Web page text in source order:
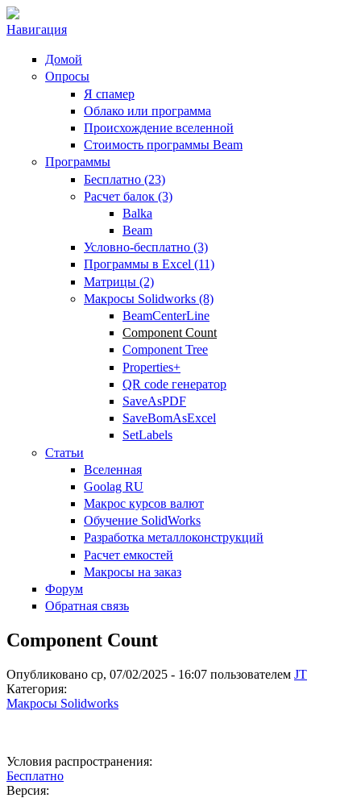
Навигация
Домой
Опросы
Я спамер
Облако или программа
Происхождение вселенной
Стоимость программы Beam
Программы
Бесплатно (23)
Расчет балок (3)
Balka
Beam
Условно-бесплатно (3)
Программы в Excel (11)
Матрицы (2)
Макросы Solidworks (8)
BeamCenterLine
Component Count
Component Tree
Properties+
QR code генератор
SaveAsPDF
SaveBomAsExcel
SetLabels
Статьи
Вселенная
Goolag RU
Макрос курсов валют
Обучение SolidWorks
Разработка металлоконструкций
Расчет емкостей
Макросы на заказ
Форум
Обратная связь
Component Count
Опубликовано ср, 07/02/2025 - 16:07 пользователем JT
Категория:
Макросы Solidworks
Условия распространения:
Бесплатно
Версия: